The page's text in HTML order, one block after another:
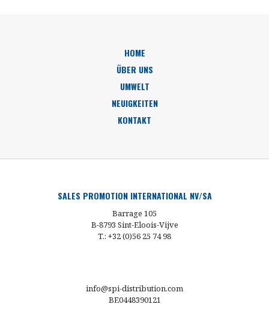
HOME
ÜBER UNS
UMWELT
NEUIGKEITEN
KONTAKT
SALES PROMOTION INTERNATIONAL NV/SA
Barrage 105
B-8793 Sint-Eloois-Vijve
T.: +32 (0)56 25 74 98
info@spi-distribution.com
BE0448390121